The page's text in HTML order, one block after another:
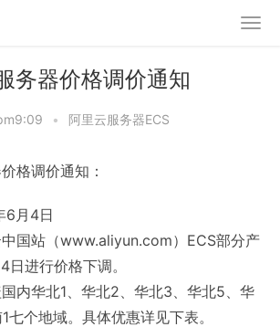
务器价格调价通知
• 阿里云服务器ECS
格调价通知：
6月4日
国站（www.aliyun.com）ECS部分产
进行价格下调。
内华北1、华北2、华北3、华北5、华
七个地域。具体优惠详见下表。